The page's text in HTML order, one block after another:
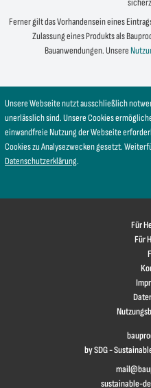
Ferner gilt das Vorhandensein eines
Zulassung eines Produkts als
Bauanwendungen. Unsere
Unsere Webseite nutzt ausschließlich
unerlässlich sind. Unsere Cookies
einwandfreie Nutzung der Webseite
Cookies zu Analysezwecken gesetzt.
Datenschutzerklärung.
Für
Für
by SDG -
sustainable-